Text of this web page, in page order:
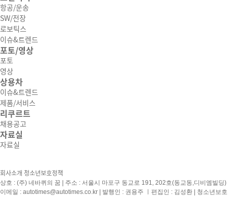
항공/운송
SW/전장
로보틱스
이슈&트렌드
포토/영상
포토
영상
상용차
이슈&트렌드
제품/서비스
리쿠르트
채용공고
자료실
자료실
회사소개 청소년보호정책
상호 : (주) 네바퀴의 꿈 | 주소 : 서울시 마포구 동교로 191, 202호(동교동,디비엠빌
이메일 : autotimes@autotimes.co.kr | 발행인 : 권용주 ㅣ편집인 : 김성환 | 청소년보